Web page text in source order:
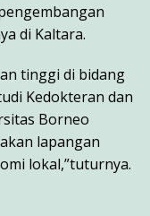
di Kaltara.
tinggi di bidang
Kedokteran dan
Borneo
lapangan
lokal,”tuturnya.